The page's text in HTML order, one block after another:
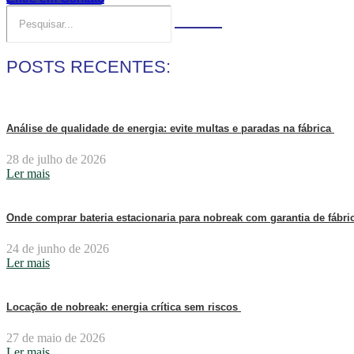
POSTS RECENTES:
Análise de qualidade de energia: evite multas e paradas na fábrica
28 de julho de 2026
Ler mais
Onde comprar bateria estacionaria para nobreak com garantia de
24 de junho de 2026
Ler mais
Locação de nobreak: energia crítica sem riscos
27 de maio de 2026